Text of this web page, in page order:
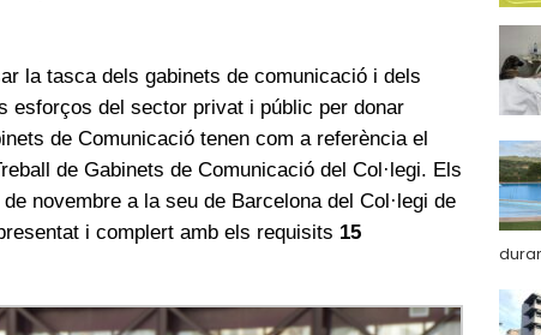
la tasca dels gabinets de comunicació i dels
esforços del sector privat i públic per donar
de Comunicació tenen com a referència el
de Gabinets de Comunicació del Col·legi. Els
novembre a la seu de Barcelona del Col·legi de
i complert amb els requisits 15